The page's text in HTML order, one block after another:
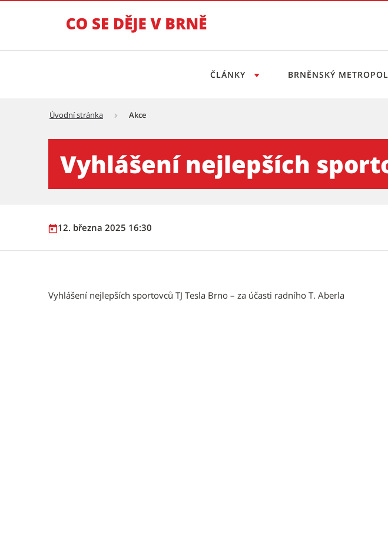
Vyhlášení nejlepších sportovců TJ
ČLÁNKY BRNĚNSKÝ
Úvodní stránka Akce
Vyhlášení nejlepších
12. března 2025 16:30
Vyhlášení nejlepších sportovců TJ Tesla Brno – za účasti radního T. Aberla